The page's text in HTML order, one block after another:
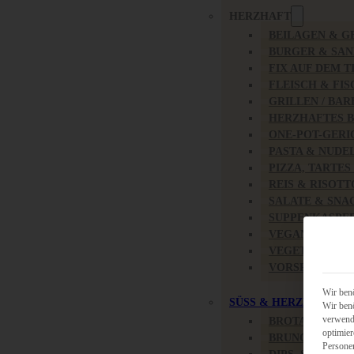
HERZHAFT
SALATE &
SÜSS & HERZHAFT
BRUNCH &
Wir
Wir